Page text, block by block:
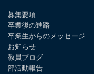
募集要項
卒業後の進路
卒業生からのメッセージ
お知らせ
教員ブログ
部活動報告